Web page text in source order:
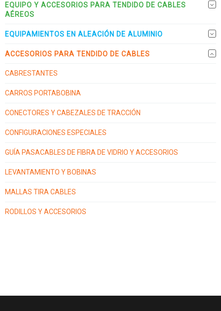
EQUIPO Y ACCESORIOS PARA TENDIDO DE CABLES
AÉREOS
EQUIPAMIENTOS EN ALEACIÓN DE ALUMINIO
ACCESORIOS PARA TENDIDO DE CABLES
CABRESTANTES
CARROS PORTABOBINA
CONECTORES Y CABEZALES DE TRACCIÓN
CONFIGURACIONES ESPECIALES
GUÍA PASACABLES DE FIBRA DE VIDRIO Y ACCESORIOS
LEVANTAMIENTO Y BOBINAS
MALLAS TIRA CABLES
RODILLOS Y ACCESORIOS